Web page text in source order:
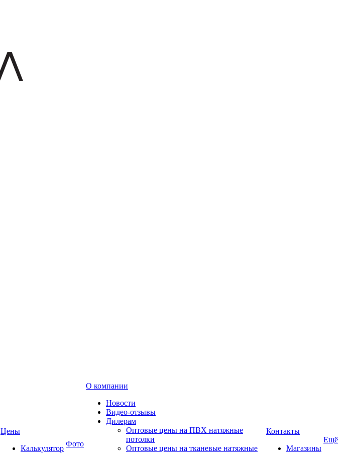
Цены
Калькулятор
Фото
О компании
Новости
Видео-отзывы
Дилерам
Оптовые цены на ПВХ натяжные
потолки
Оптовые цены на тканевые натяжные
Контакты
Магазины
Ещё